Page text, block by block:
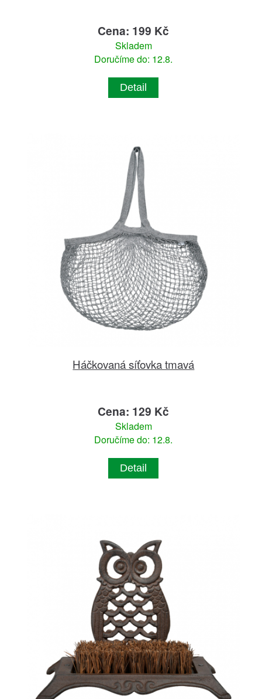
Cena: 199 Kč
Skladem
Doručíme do: 12.8.
Detail
Háčkovaná síťovka tmavá
Cena: 129 Kč
Skladem
Doručíme do: 12.8.
Detail